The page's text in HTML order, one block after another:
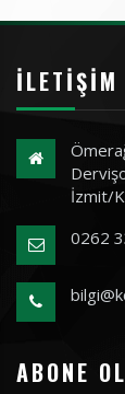
İLETIŞIM
İzmit/
0262
ABONE OL